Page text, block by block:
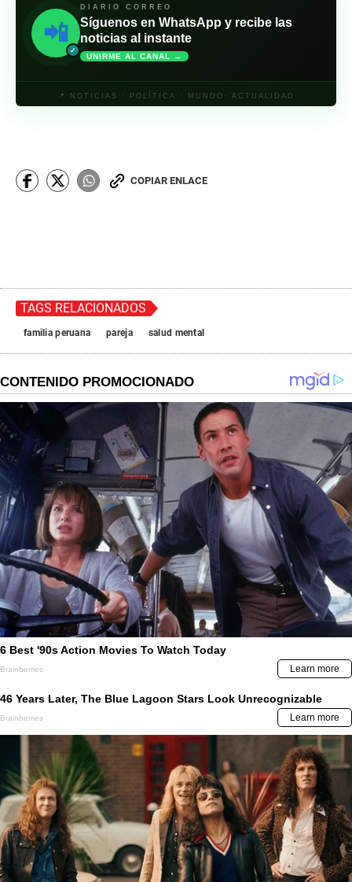
📲
✓
DIARIO CORREO
Síguenos en WhatsApp y recibe las
noticias al instante
UNIRME AL CANAL →
📍 NOTICIAS · POLÍTICA · MUNDO· ACTUALIDAD
COPIAR ENLACE
TAGS RELACIONADOS
familia peruana pareja salud mental